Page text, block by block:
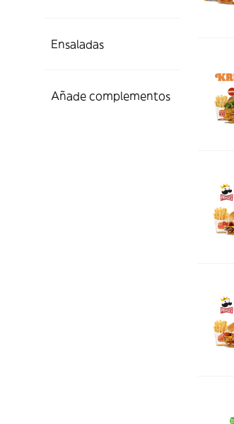
Ensaladas
Añade complementos